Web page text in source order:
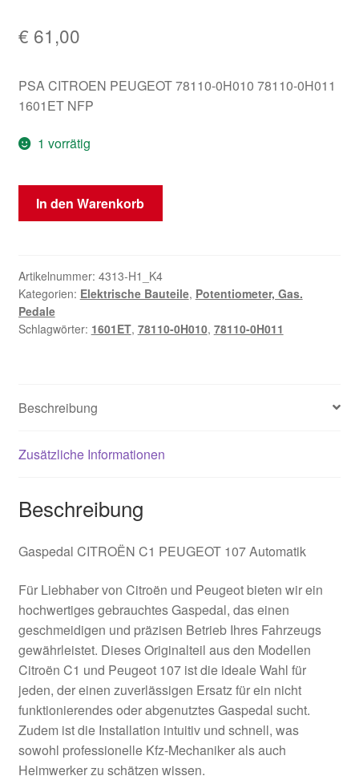
€ 61,00
PSA CITROEN PEUGEOT 78110-0H010 78110-0H011
1601ET NFP
1 vorrätig
Gaspedal
Citroën
0H010
78110-
0H011
1601ET
In den Warenkorb
Artikelnummer: 4313-H1_K4
Kategorien: Elektrische Bauteile, Potentiometer, Gas.
Pedale
Schlagwörter: 1601ET, 78110-0H010, 78110-0H011
Beschreibung
Zusätzliche Informationen
Beschreibung
Gaspedal CITROËN C1 PEUGEOT 107 Automatik
Für Liebhaber von Citroën und Peugeot bieten wir ein
hochwertiges gebrauchtes Gaspedal, das einen
geschmeidigen und präzisen Betrieb Ihres Fahrzeugs
gewährleistet. Dieses Originalteil aus den Modellen
Citroën C1 und Peugeot 107 ist die ideale Wahl für
jeden, der einen zuverlässigen Ersatz für ein nicht
funktionierendes oder abgenutztes Gaspedal sucht.
Zudem ist die Installation intuitiv und schnell, was
sowohl professionelle Kfz-Mechaniker als auch
Heimwerker zu schätzen wissen.